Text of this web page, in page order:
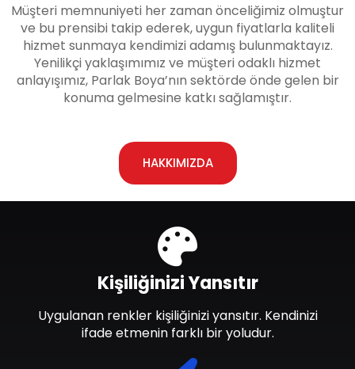
Müşteri memnuniyeti her zaman önceliğimiz olmuştur
ve bu prensibi takip ederek, uygun fiyatlarla kaliteli
hizmet sunmaya kendimizi adamış bulunmaktayız.
Yenilikçi yaklaşımımız ve müşteri odaklı hizmet
anlayışımız, Parlak Boya’nın sektörde önde gelen bir
konuma gelmesine katkı sağlamıştır.
HAKKIMIZDA
Kişiliğinizi Yansıtır
Uygulanan renkler kişiliğinizi yansıtır. Kendinizi
ifade etmenin farklı bir yoludur.